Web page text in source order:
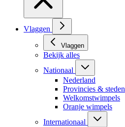
Vlaggen
Vlaggen
Bekijk alles
Nationaal
Nederland
Provincies & steden
Welkomstwimpels
Oranje wimpels
Internationaal